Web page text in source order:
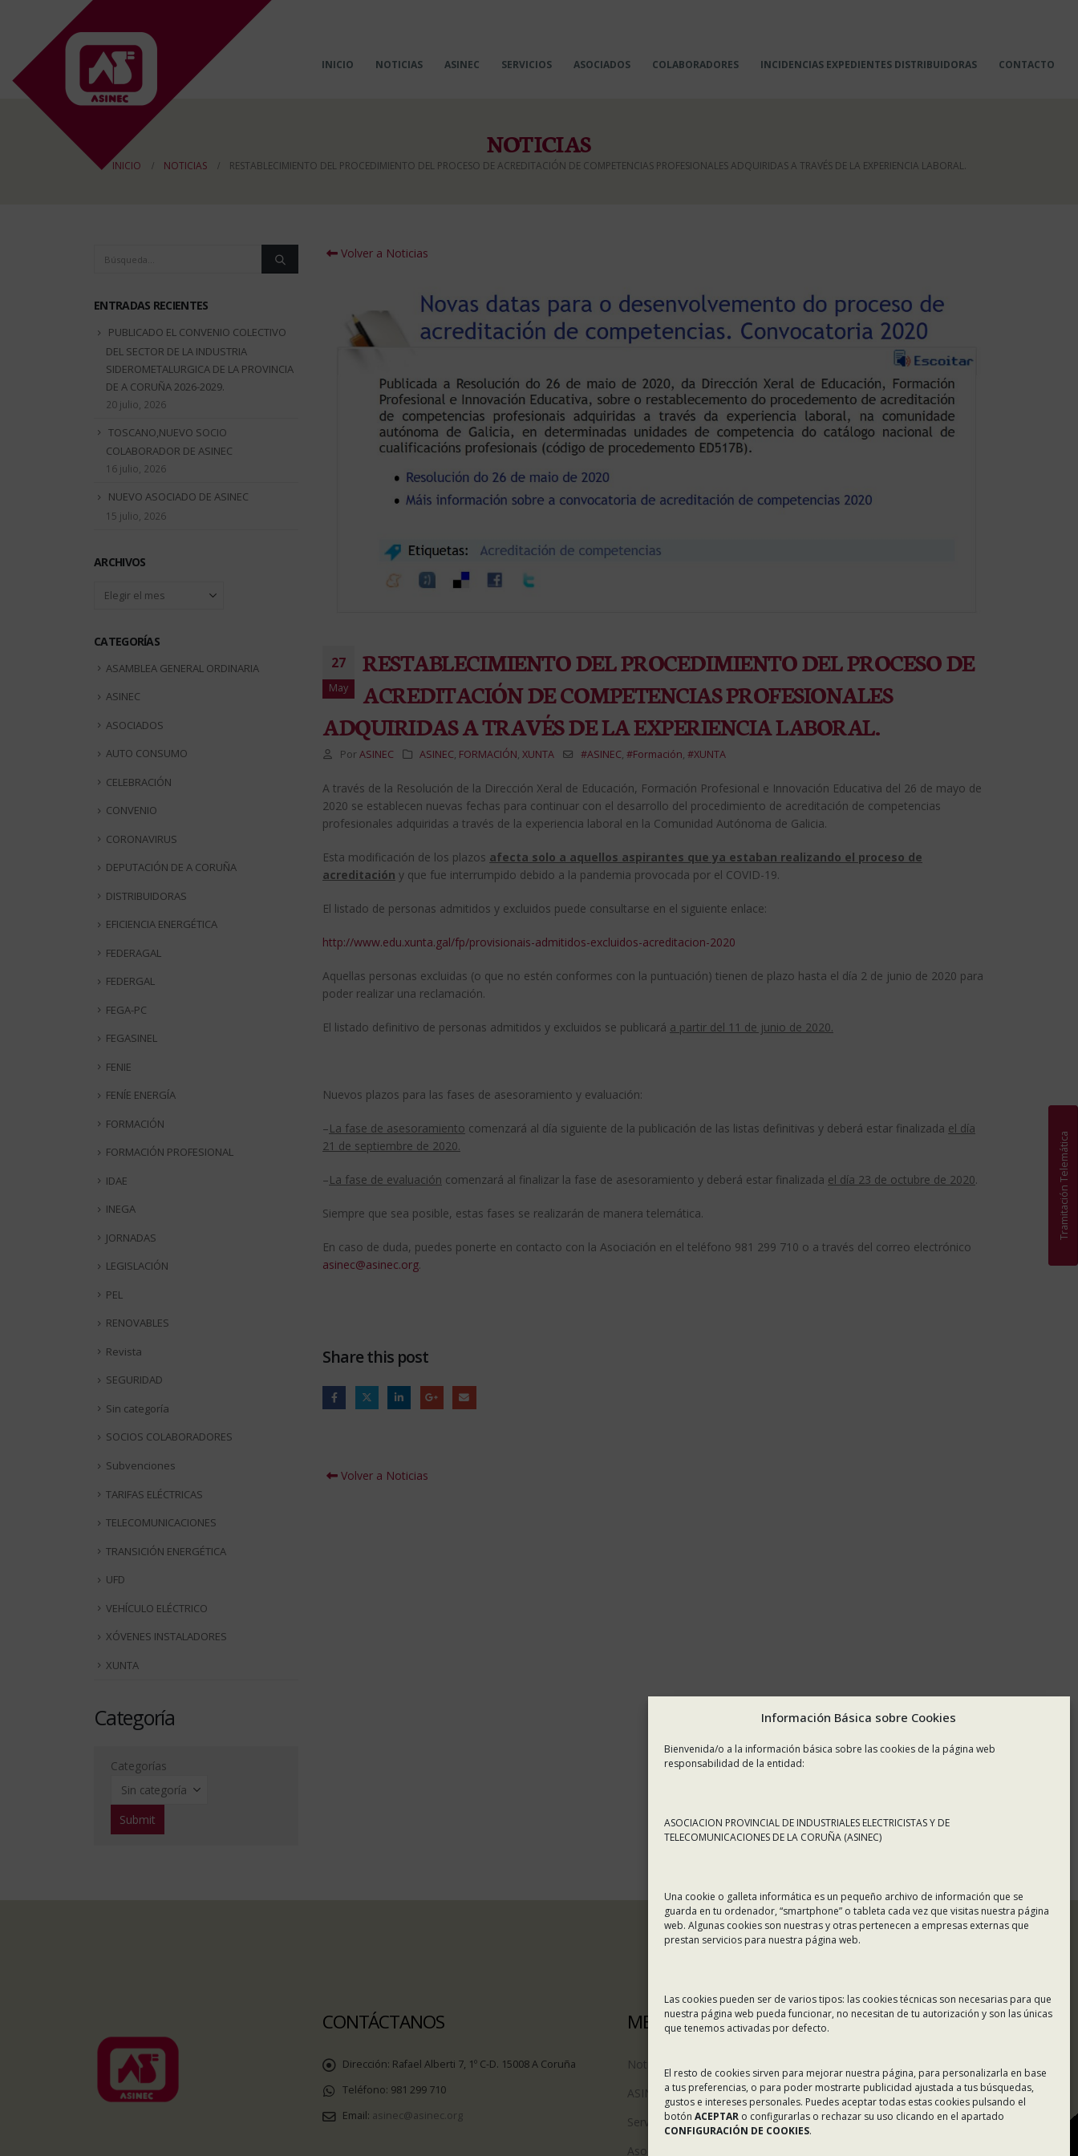
Información Básica sobre Cookies
Bienvenida/o a la información básica sobre las cookies de la página web
responsabilidad de la entidad:
ASOCIACION PROVINCIAL DE INDUSTRIALES ELECTRICISTAS Y DE
TELECOMUNICACIONES DE LA CORUÑA (ASINEC)
Una cookie o galleta informática es un pequeño archivo de información que se
guarda en tu ordenador, “smartphone” o tableta cada vez que visitas nuestra página
web. Algunas cookies son nuestras y otras pertenecen a empresas externas que
prestan servicios para nuestra página web.
Las cookies pueden ser de varios tipos: las cookies técnicas son necesarias para que
nuestra página web pueda funcionar, no necesitan de tu autorización y son las únicas
que tenemos activadas por defecto.
El resto de cookies sirven para mejorar nuestra página, para personalizarla en base
a tus preferencias, o para poder mostrarte publicidad ajustada a tus búsquedas,
gustos e intereses personales. Puedes aceptar todas estas cookies pulsando el
botón ACEPTAR o configurarlas o rechazar su uso clicando en el apartado
CONFIGURACIÓN DE COOKIES.
INICIO NOTICIAS ASINEC SERVICIOS ASOCIADOS COLABORADORES INCIDENCIAS EXPEDIENTES DISTRIBUIDORAS CONTACTO
NOTICIAS
INICIO NOTICIAS RESTABLECIMIENTO DEL PROCEDIMIENTO DEL PROCESO DE ACREDITACIÓN DE COMPETENCIAS PROFESIONALES ADQUIRIDAS A TRAVÉS DE LA EXPERIENCIA LABORAL.
Volver a Noticias
27
May
RESTABLECIMIENTO DEL PROCEDIMIENTO DEL PROCESO DE
ACREDITACIÓN DE COMPETENCIAS PROFESIONALES
ADQUIRIDAS A TRAVÉS DE LA EXPERIENCIA LABORAL.
Por ASINEC ASINEC, FORMACIÓN,XUNTA #ASINEC, #Formación, #XUNTA
A través de la Resolución de la Dirección Xeral de Educación, Formación Profesional e Innovación Educativa del 26 de mayo de
2020 se establecen nuevas fechas para continuar con el desarrollo del procedimiento de acreditación de competencias
profesionales adquiridas a través de la experiencia laboral en la Comunidad Autónoma de Galicia.
Esta modificación de los plazos afecta solo a aquellos aspirantes que ya estaban realizando el proceso de
acreditación y que fue interrumpido debido a la pandemia provocada por el COVID-19.
El listado de personas admitidos y excluidos puede consultarse en el siguiente enlace:
http://www.edu.xunta.gal/fp/provisionais-admitidos-excluidos-acreditacion-2020
Aquellas personas excluidas (o que no estén conformes con la puntuación) tienen de plazo hasta el día 2 de junio de 2020 para
poder realizar una reclamación.
El listado definitivo de personas admitidos y excluidos se publicará a partir del 11 de junio de 2020.
Nuevos plazos para las fases de asesoramiento y evaluación:
–La fase de asesoramiento comenzará al día siguiente de la publicación de las listas definitivas y deberá estar finalizada el día
21 de septiembre de 2020.
–La fase de evaluación comenzará al finalizar la fase de asesoramiento y deberá estar finalizada el día 23 de octubre de 2020.
Siempre que sea posible, estas fases se realizarán de manera telemática.
En caso de duda, puedes ponerte en contacto con la Asociación en el teléfono 981 299 710 o a través del correo electrónico
asinec@asinec.org.
Share this post
Volver a Noticias
ENTRADAS RECIENTES
PUBLICADO EL CONVENIO COLECTIVO
DEL SECTOR DE LA INDUSTRIA
SIDEROMETALURGICA DE LA PROVINCIA
DE A CORUÑA 2026-2029.
20 julio, 2026
TOSCANO,NUEVO SOCIO
COLABORADOR DE ASINEC
16 julio, 2026
NUEVO ASOCIADO DE ASINEC
15 julio, 2026
ARCHIVOS
Archivos
CATEGORÍAS
ASAMBLEA GENERAL ORDINARIA
ASINEC
ASOCIADOS
AUTO CONSUMO
CELEBRACIÓN
CONVENIO
CORONAVIRUS
DEPUTACIÓN DE A CORUÑA
DISTRIBUIDORAS
EFICIENCIA ENERGÉTICA
FEDERAGAL
FEDERGAL
FEGA-PC
FEGASINEL
FENIE
FENÍE ENERGÍA
FORMACIÓN
FORMACIÓN PROFESIONAL
IDAE
INEGA
JORNADAS
LEGISLACIÓN
PEL
RENOVABLES
Revista
SEGURIDAD
Sin categoría
SOCIOS COLABORADORES
Subvenciones
TARIFAS ELÉCTRICAS
TELECOMUNICACIONES
TRANSICIÓN ENERGÉTICA
UFD
VEHÍCULO ELÉCTRICO
XÓVENES INSTALADORES
XUNTA
Categoría
Categorías
CONTÁCTANOS
Dirección: Rafael Alberti 7, 1º C-D. 15008 A Coruña
Teléfono: 981 299 710
Email: asinec@asinec.org
MENÚ
Noticias
ASINEC
Servicios
Asociados
Colaboradores
Incidencias en Expediente
Tramitación Telemática